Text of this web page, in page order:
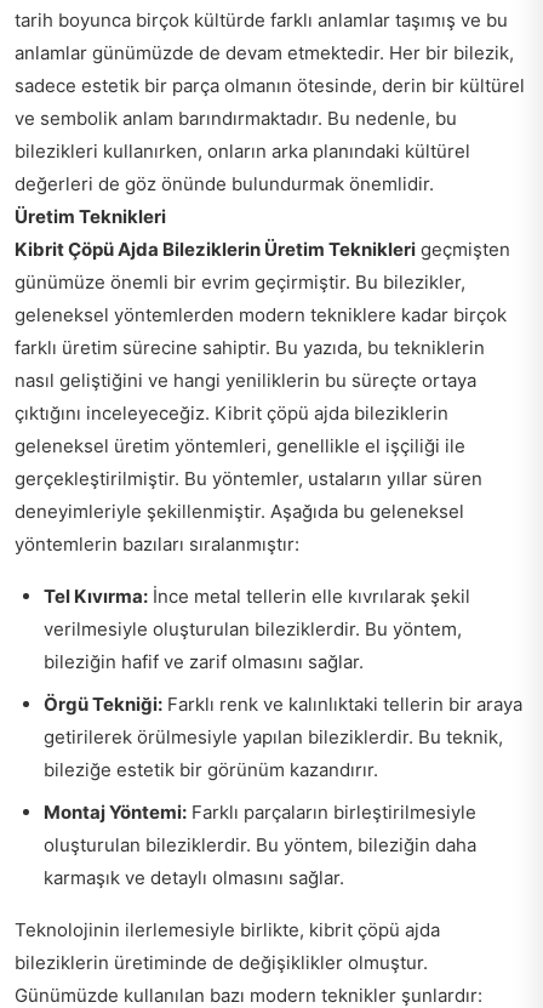
tarih boyunca birçok kültürde farklı anlamlar taşımış ve bu
anlamlar günümüzde de devam etmektedir. Her bir bilezik,
sadece estetik bir parça olmanın ötesinde, derin bir kültürel
ve sembolik anlam barındırmaktadır. Bu nedenle, bu
bilezikleri kullanırken, onların arka planındaki kültürel
değerleri de göz önünde bulundurmak önemlidir.
Üretim Teknikleri
Kibrit Çöpü Ajda Bileziklerin Üretim Teknikleri geçmişten
günümüze önemli bir evrim geçirmiştir. Bu bilezikler,
geleneksel yöntemlerden modern tekniklere kadar birçok
farklı üretim sürecine sahiptir. Bu yazıda, bu tekniklerin
nasıl geliştiğini ve hangi yeniliklerin bu süreçte ortaya
çıktığını inceleyeceğiz. Kibrit çöpü ajda bileziklerin
geleneksel üretim yöntemleri, genellikle el işçiliği ile
gerçekleştirilmiştir. Bu yöntemler, ustaların yıllar süren
deneyimleriyle şekillenmiştir. Aşağıda bu geleneksel
yöntemlerin bazıları sıralanmıştır:
Tel Kıvırma: İnce metal tellerin elle kıvrılarak şekil
verilmesiyle oluşturulan bileziklerdir. Bu yöntem,
bileziğin hafif ve zarif olmasını sağlar.
Örgü Tekniği: Farklı renk ve kalınlıktaki tellerin bir araya
getirilerek örülmesiyle yapılan bileziklerdir. Bu teknik,
bileziğe estetik bir görünüm kazandırır.
Montaj Yöntemi: Farklı parçaların birleştirilmesiyle
oluşturulan bileziklerdir. Bu yöntem, bileziğin daha
karmaşık ve detaylı olmasını sağlar.
Teknolojinin ilerlemesiyle birlikte, kibrit çöpü ajda
bileziklerin üretiminde de değişiklikler olmuştur.
Günümüzde kullanılan bazı modern teknikler şunlardır: